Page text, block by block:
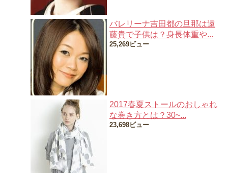
バレリーナ吉田都の旦那は遠
藤貴で子供は？身長体重や...
25,269ビュー
2017春夏ストールのおしゃれ
な巻き方とは？30~...
23,698ビュー